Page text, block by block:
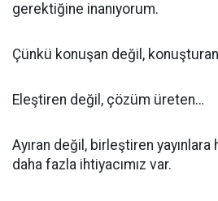
gerektiğine inanıyorum.
Çünkü konuşan değil,
Eleştiren değil, çözüm üreten…
Ayıran değil, birleştiren
daha fazla ihtiyacımız var.